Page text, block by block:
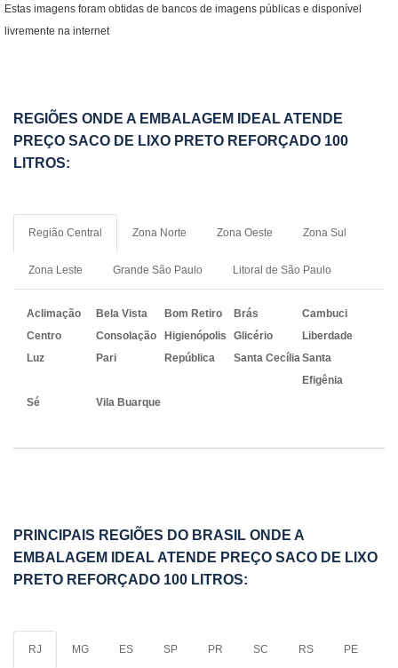
Estas imagens foram obtidas de bancos de imagens públicas e disponível
livremente na internet
REGIÕES ONDE A EMBALAGEM IDEAL ATENDE
PREÇO SACO DE LIXO PRETO REFORÇADO 100
LITROS:
Região Central Zona Norte Zona Oeste Zona Sul
Zona Leste Grande São Paulo Litoral de São Paulo
Aclimação Bela Vista Bom Retiro Brás
Cambuci
Centro
Consolação Higienópolis Glicério
Liberdade
Luz
Pari República Santa CecíliaSanta
Efigênia
Sé
Vila Buarque
PRINCIPAIS REGIÕES DO BRASIL ONDE A
EMBALAGEM IDEAL ATENDE PREÇO SACO DE LIXO
PRETO REFORÇADO 100 LITROS:
RJ MG ES SP PR SC RS PE